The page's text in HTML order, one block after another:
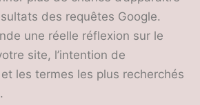
des requêtes Google.
une réelle réflexion sur le
site, l’intention de
et les termes les plus recherchés